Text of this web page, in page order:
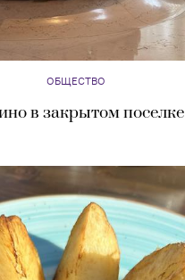
ОБЩЕСТВО
в закрытом поселке